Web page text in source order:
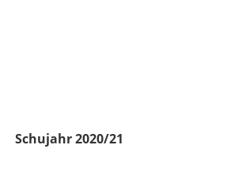
Schujahr 2020/21